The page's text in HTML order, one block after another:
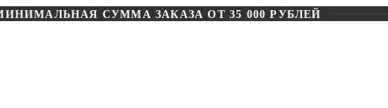
СУММА ЗАКАЗА ОТ 35 000 РУБЛЕЙ